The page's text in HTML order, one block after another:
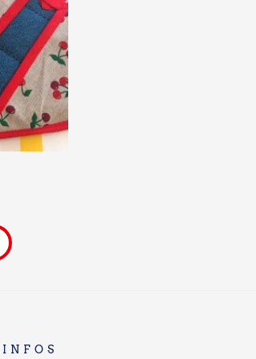
options
peuvent
être
choisies
sur
la
page
du
INFOS